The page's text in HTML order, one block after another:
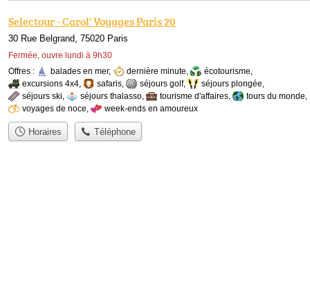
Selectour - Carol' Voyages Paris 20
30 Rue Belgrand, 75020 Paris
Fermée, ouvre lundi à 9h30
Offres :
balades en mer, dernière minute, écotourisme,
excursions 4x4, safaris, séjours golf, séjours plongée,
séjours ski, séjours thalasso, tourisme d'affaires, tours du monde,
voyages de noce, week-ends en amoureux
Horaires Téléphone